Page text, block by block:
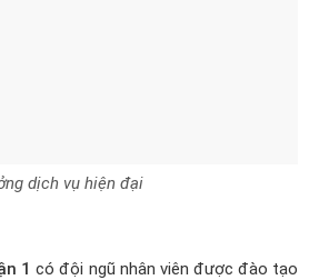
dịch vụ hiện đại
1 có đội ngũ nhân viên được đào tạo